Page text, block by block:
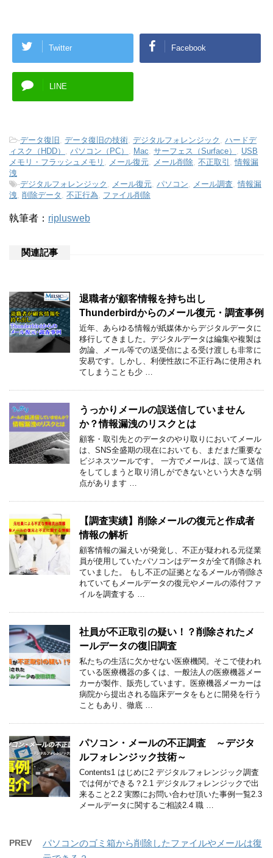
Twitter Facebook
LINE
-データ復旧 データ復旧の技術 デジタルフォレンジック
ハードデ
ィスク（HDD）
パソコン（PC） Mac サーフェス（Surface）
USB
メモリ・フラッシュメモリ
メール復元 メール削除 不正取引
情報漏
洩
-デジタルフォレンジック メール復元 パソコン メール調査 情報漏
洩 削除データ 不正行為 ファイル削除
執筆者： riplusweb
関連記事
退職者が顧客情報を持ち出し
Thunderbirdからのメール復元・調査事例
近年、あらゆる情報が紙媒体からデジタルデータに
移行してきました。デジタルデータは編集や複製は
勿論、メール等での送受信による受け渡しも非常に
安易です。しかし、利便性故に不正行為に使用され
てしまうことも少 …
うっかりメールの誤送信していません
か？情報漏洩のリスクとは
顧客・取引先とのデータのやり取りにおいてメール
は、SNS全盛期の現在においても、まだまだ重要な
ビジネスツールです。 一方でメールは、誤って送信
をしてしまうと取り消しができないという大きな弱
点があります …
【調査実績】削除メールの復元と作成者
情報の解析
顧客情報の漏えいが発覚し、不正が疑われる元従業
員が使用していたパソコンはデータが全て削除され
ていました。 もし不正の証拠となるメールが削除さ
れていてもメールデータの復元やメールの添付ファ
イルを調査する …
社員が不正取引の疑い！？削除されたメ
ールデータの復旧調査
私たちの生活に欠かせない医療機関。そこで使われ
ている医療機器の多くは、一般法人の医療機器メー
カーが製作、販売しています。医療機器メーカーは
病院から提出される臨床データをもとに開発を行う
こともあり、徹底 …
パソコン・メールの不正調査 ～デジタ
ルフォレンジック技術～
Contents1 はじめに2 デジタルフォレンジック調査
では何ができる？2.1 デジタルフォレンジックで出
来ること2.2 実際にお問い合わせ頂いた事例一覧2.3
メールデータに関するご相談2.4 職 …
PREV
パソコンのゴミ箱から削除したファイルやメールは復